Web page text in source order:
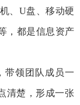
、U盘、移动硬
，都是信息资产
带领团队成员一
清楚，形成一张